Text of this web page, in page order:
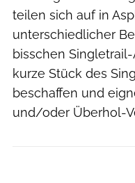
teilen sich auf in
unterschiedlicher
bisschen
kurze Stück des
beschaffen und
und/oder Überhol-